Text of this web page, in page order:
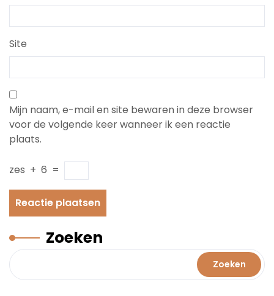
Site
Mijn naam, e-mail en site bewaren in deze browser
voor de volgende keer wanneer ik een reactie
plaats.
zes + 6 =
Zoeken
Zoeken